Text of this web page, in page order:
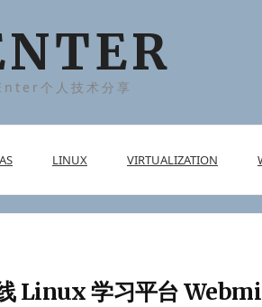
个人技术分享
LINUX VIRTUALIZATION
Linux 学习平台